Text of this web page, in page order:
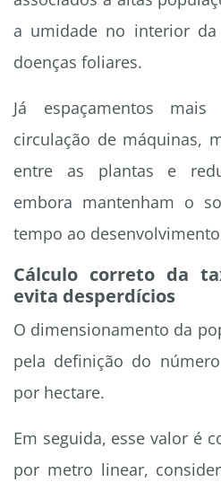
a umidade no interior da
doenças foliares.
Já espaçamentos
circulação de máquinas,
entre as plantas e
embora mantenham o
tempo ao
Cálculo correto da
evita desperdícios
O dimensionamento da
pela definição do
por hectare.
Em seguida, esse valor é
por metro linear,